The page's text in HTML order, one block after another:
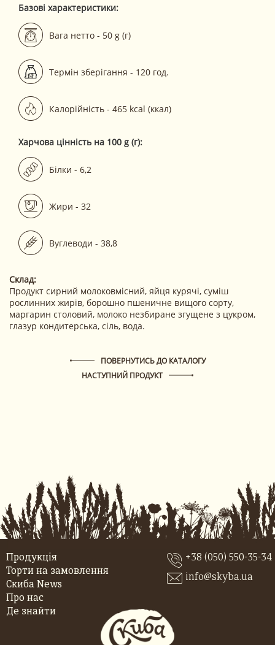
Базові характеристики:
Вага нетто - 50 g (г)
Термін зберігання - 120 год.
Калорійність - 465 kcal (ккал)
Харчова цінність на 100 g (г):
Білки - 6,2
Жири - 32
Вуглеводи - 38,8
Склад:
Продукт сирний молоковмісний, яйця курячі, суміш
рослинних жирів, борошно пшеничне вищого сорту,
маргарин столовий, молоко незбиране згущене з цукром,
глазур кондитерська, сіль, вода.
ПОВЕРНУТИСЬ ДО КАТАЛОГУ
НАСТУПНИЙ ПРОДУКТ
Продукція
Торти на замовлення
Скиба News
Про нас
Де знайти
+38 (050) 550-35-34
info@skyba.ua